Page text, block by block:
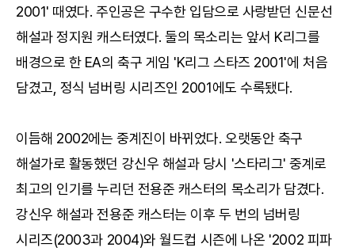
2001' 때였다. 주인공은 구수한 입담으로 사랑받던 신문선
해설과 정지원 캐스터였다. 둘의 목소리는 앞서 K리그를
배경으로 한 EA의 축구 게임 'K리그 스타즈 2001'에 처음
담겼고, 정식 넘버링 시리즈인 2001에도 수록됐다.
이듬해 2002에는 중계진이 바뀌었다. 오랫동안 축구
해설가로 활동했던 강신우 해설과 당시 '스타리그' 중계로
최고의 인기를 누리던 전용준 캐스터의 목소리가 담겼다.
강신우 해설과 전용준 캐스터는 이후 두 번의 넘버링
시리즈(2003과 2004)와 월드컵 시즌에 나온 '2002 피파